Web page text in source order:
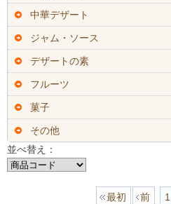
中華デザート
ジャム・ソース
デザートの素
フルーツ
菓子
その他
並べ替え：
最初
前 1